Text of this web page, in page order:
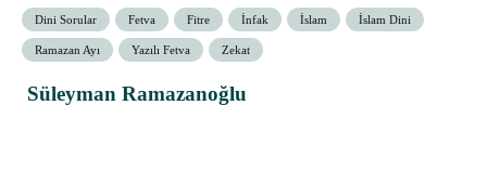
Dini Sorular Fetva Fitre İnfak İslam İslam Dini
Ramazan Ayı Yazılı Fetva Zekat
Süleyman Ramazanoğlu